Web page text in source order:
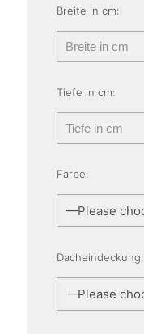
Breite in cm:
Tiefe in cm:
Farbe:
Dacheindeckung: